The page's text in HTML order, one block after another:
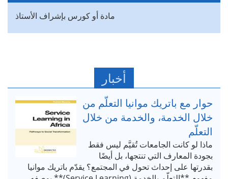
مادة أو كورس بإشراف الأستاذ
أخبار
حوار مع باتريك موانيا التعلّم من
خلال الخدمة، والخدمة من خلال
التعلّم
ماذا لو كانت الجامعات تُقيَّم ليس فقط
بجودة المعارف التي تنتجها، بل أيضًا
بقدرتها على إحداث تحول في المجتمع؟ يقدّم باتريك موانيا